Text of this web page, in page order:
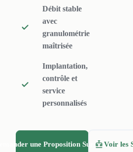
entre les étapes
principales.
Débit stable
avec
granulométrie
maîtrisée
Implantation,
contrôle et
service
personnalisés
une Proposition Sur Mesure
Voir les